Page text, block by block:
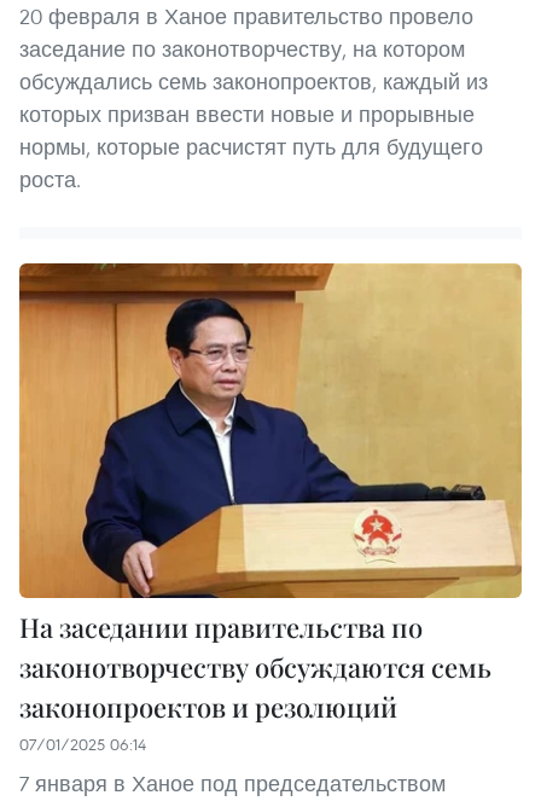
20 февраля в Ханое правительство провело
заседание по законотворчеству, на котором
обсуждались семь законопроектов, каждый из
которых призван ввести новые и прорывные
нормы, которые расчистят путь для будущего
роста.
На заседании правительства по
законотворчеству обсуждаются семь
законопроектов и резолюций
07/01/2025 06:14
7 января в Ханое под председательством